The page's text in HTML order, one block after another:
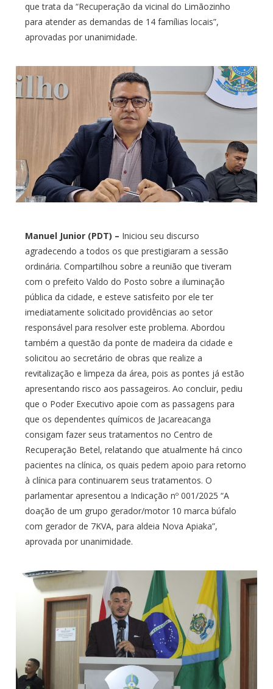
que trata da “Recuperação da vicinal do Limãozinho
para atender as demandas de 14 famílias locais”,
aprovadas por unanimidade.
Manuel Junior (PDT) – Iniciou seu discurso
agradecendo a todos os que prestigiaram a sessão
ordinária. Compartilhou sobre a reunião que tiveram
com o prefeito Valdo do Posto sobre a iluminação
pública da cidade, e esteve satisfeito por ele ter
imediatamente solicitado providências ao setor
responsável para resolver este problema. Abordou
também a questão da ponte de madeira da cidade e
solicitou ao secretário de obras que realize a
revitalização e limpeza da área, pois as pontes já estão
apresentando risco aos passageiros. Ao concluir, pediu
que o Poder Executivo apoie com as passagens para
que os dependentes químicos de Jacareacanga
consigam fazer seus tratamentos no Centro de
Recuperação Betel, relatando que atualmente há cinco
pacientes na clínica, os quais pedem apoio para retorno
à clínica para continuarem seus tratamentos. O
parlamentar apresentou a Indicação nº 001/2025 “A
doação de um grupo gerador/motor 10 marca búfalo
com gerador de 7KVA, para aldeia Nova Apiaka”,
aprovada por unanimidade.